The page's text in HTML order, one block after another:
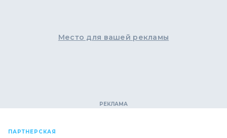
Место для вашей рекламы
ПАРТНЕРСКАЯ